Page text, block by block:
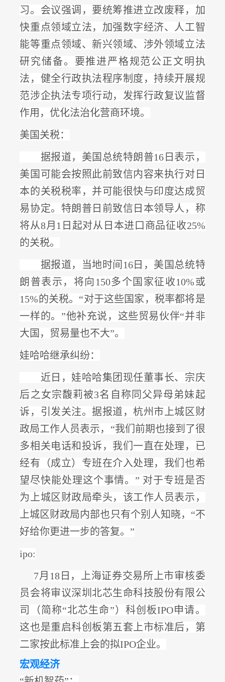
习。会议强调，要统筹推进立改废释， 加
快重点领域立法，加强数字经济、人工智
能等重点领域、新兴领域、涉外领域立法
研究储备。要推进严格规范公正文明执
法，健全行政执法程序制度，持续开展规
范涉企执法专项行动，发挥行政复议监督
作用，优化法治化营商环境。
美国关税：
据报道，美国总统特朗普16日表示，
美国可能会按照此前致信内容来执行对日
本的关税税率，并可能很快与印度达成贸
易协定。特朗普日前致信日本领导人， 称
将从8月1日起对从日本进口商品征收25%
的关税。
据报道，当地时间 16日，美国总统特
朗普表示， 将向 150多个国家征收10%或
15%的关税。 “对于这些国家，税率都将是
一样的。”他补充说，这些贸易伙伴“并非
大国，贸易量也不大”。
娃哈哈继承纠纷：
近日，娃哈哈集团现任董事长、宗庆
后之女宗馥莉被3名自称同父异母弟妹起
诉，引发关注。据报道，杭州市上城区财
政局工作人员表示，“我们前期也接到了很
多相关电话和投诉，我们一直在处理，
已
经有（成立）专班在介入处理，我们也希
望尽快能处理这个事情。 ” 对于专班是否
为上城区财政局牵头，该工作人员表示，
上城区财政局内部也只有个别人知晓，“不
好给你更进一步的答复。”
ipo:
7月18日，上海证券交易所上市审核委
员会将审议深圳北芯生命科技股份有限公
司（简称“北芯生命”）科创板IPO申请。
这也是重启科创板第五套上市标准后， 第
二家按此标准上会的拟IPO企业。
宏观经济